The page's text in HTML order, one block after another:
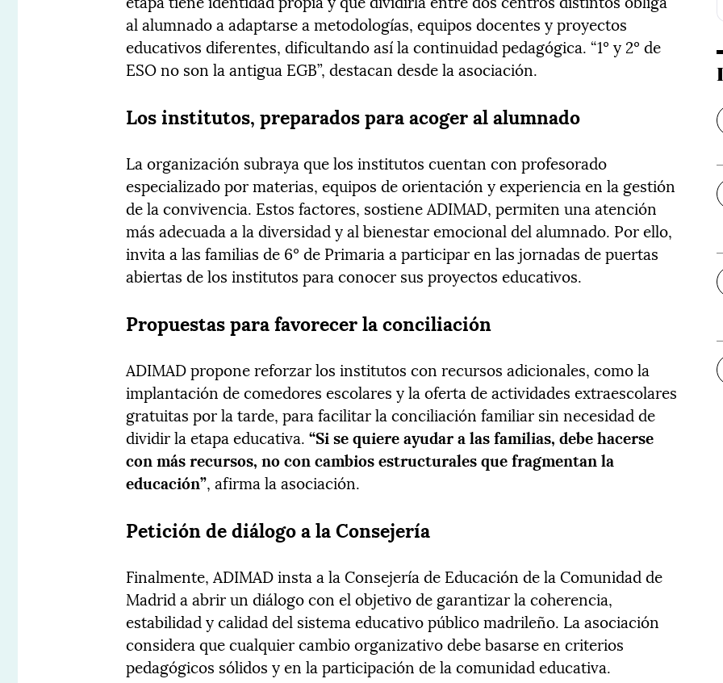
al alumnado a adaptarse a metodologías, equipos docentes y proyectos
educativos diferentes, dificultando así la continuidad pedagógica. “1º y 2º de
ESO no son la antigua EGB”, destacan desde la asociación.
Los institutos, preparados para acoger al alumnado
La organización subraya que los institutos cuentan con profesorado
especializado por materias, equipos de orientación y experiencia en la gestión
de la convivencia. Estos factores, sostiene ADIMAD, permiten una atención
más adecuada a la diversidad y al bienestar emocional del alumnado. Por ello,
invita a las familias de 6º de Primaria a participar en las jornadas de puertas
abiertas de los institutos para conocer sus proyectos educativos.
Propuestas para favorecer la conciliación
ADIMAD propone reforzar los institutos con recursos adicionales, como la
implantación de comedores escolares y la oferta de actividades extraescolares
gratuitas por la tarde, para facilitar la conciliación familiar sin necesidad de
dividir la etapa educativa.“Si se quiere ayudar a las familias, debe hacerse
con más recursos, no con cambios estructurales que fragmentan la
educación”, afirma la asociación.
Petición de diálogo a la Consejería
Finalmente, ADIMAD insta a la Consejería de Educación de la Comunidad de
Madrid a abrir un diálogo con el objetivo de garantizar la coherencia,
estabilidad y calidad del sistema educativo público madrileño. La asociación
considera que cualquier cambio organizativo debe basarse en criterios
pedagógicos sólidos y en la participación de la comunidad educativa.